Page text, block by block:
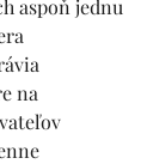
aspoň jednu
na